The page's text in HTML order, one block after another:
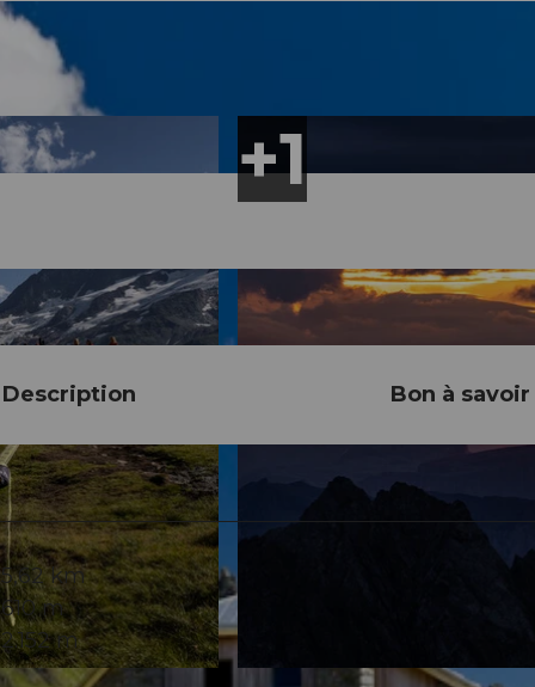
© Andermatt-Urserntal Tourismus GmbH, Ferienregion Andermatt
Description Bon à savoir
5,62 km
610 m
2.152 m